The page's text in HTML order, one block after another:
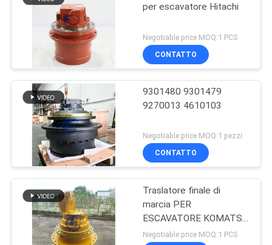
per escavatore Hitachi
Negotiable price MOQ:1 PCS
CONTATTO
9301480 9301479
9270013 4610103
Negotiable price MOQ:1 pezzi
CONTATTO
Traslatore finale di
marcia PER
ESCAVATORE KOMATSU
WA100-5
Negotiable price MOQ:1 PCS